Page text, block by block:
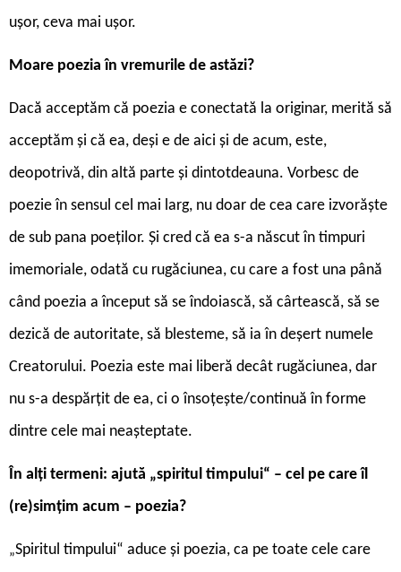
ușor, ceva mai ușor.
Moare poezia în vremurile de astăzi?
Dacă acceptăm că poezia e conectată la originar, merită să
acceptăm și că ea, deși e de aici și de acum, este,
deopotrivă, din altă parte și dintotdeauna. Vorbesc de
poezie în sensul cel mai larg, nu doar de cea care izvorăște
de sub pana poeților. Și cred că ea s-a născut în timpuri
imemoriale, odată cu rugăciunea, cu care a fost una până
când poezia a început să se îndoiască, să cârtească, să se
dezică de autoritate, să blesteme, să ia în deșert numele
Creatorului. Poezia este mai liberă decât rugăciunea, dar
nu s-a despărțit de ea, ci o însoțește/continuă în forme
dintre cele mai neașteptate.
În alți termeni: ajută „spiritul timpului“ – cel pe care îl
(re)simțim acum – poezia?
„Spiritul timpului“ aduce și poezia, ca pe toate cele care